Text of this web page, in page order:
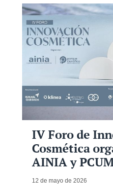
IV Foro de
Cosmética
AINIA y
12 de mayo de 2026